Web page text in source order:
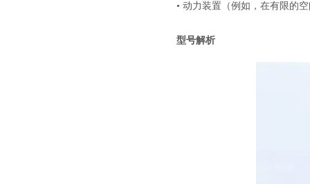
• 动力装置（例如，在有限的
型号解析